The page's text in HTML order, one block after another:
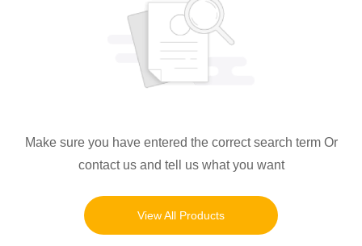
Make sure you have entered the correct search term Or
contact us and tell us what you want
View All Products